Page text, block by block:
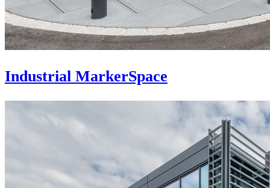
Industrial MarkerSpace